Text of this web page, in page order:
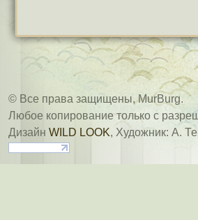
© Все права защищены, MurBurg.
Любое копирование только с
Дизайн WILD LOOK, Художник: А.